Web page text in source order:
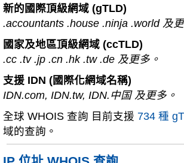
新的國際頂級網域 (gTLD)
.accountants .house .ninja .world 及
國家及地區頂級網域 (ccTLD)
.cc .tv .jp .cn .hk .tw .de 及更多。
支援 IDN (國際化網域名稱)
IDN.com, IDN.tw, IDN.中国 及更多。
全球 WHOIS 查詢 目前支援 734 種
域的查詢。